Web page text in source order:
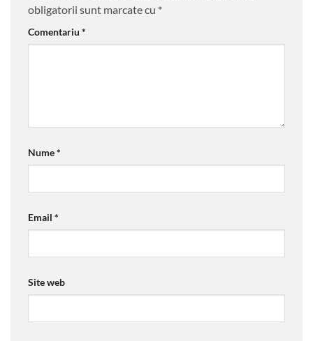
obligatorii sunt marcate cu *
Comentariu *
Nume*
Email *
Site web